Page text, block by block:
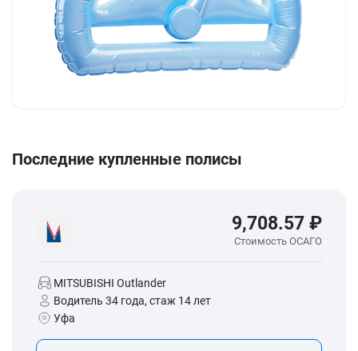
Последние купленные полисы
9,708.57 ₽
Стоимость ОСАГО
MITSUBISHI Outlander
Водитель 34 года, стаж 14 лет
Уфа